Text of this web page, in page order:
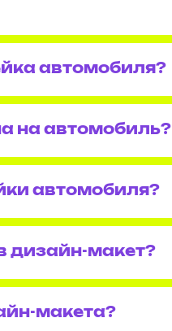
автомобиля?
на автомобиль?
автомобиля?
дизайн-макет?
макета?